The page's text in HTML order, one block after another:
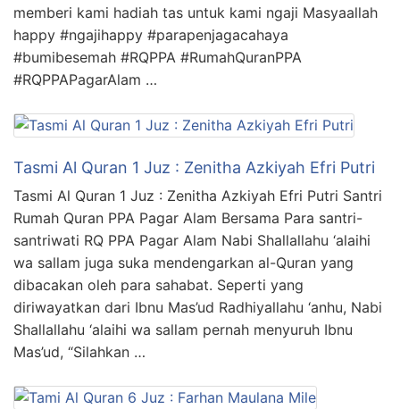
memberi kami hadiah tas untuk kami ngaji Masyaallah
happy #ngajihappy #parapenjagacahaya
#bumibesemah #RQPPA #RumahQuranPPA
#RQPPAPagarAlam …
Tasmi Al Quran 1 Juz : Zenitha Azkiyah Efri Putri
Tasmi Al Quran 1 Juz : Zenitha Azkiyah Efri Putri Santri
Rumah Quran PPA Pagar Alam Bersama Para santri-
santriwati RQ PPA Pagar Alam Nabi Shallallahu ‘alaihi
wa sallam juga suka mendengarkan al-Quran yang
dibacakan oleh para sahabat. Seperti yang
diriwayatkan dari Ibnu Mas’ud Radhiyallahu ‘anhu, Nabi
Shallallahu ‘alaihi wa sallam pernah menyuruh Ibnu
Mas’ud, “Silahkan …